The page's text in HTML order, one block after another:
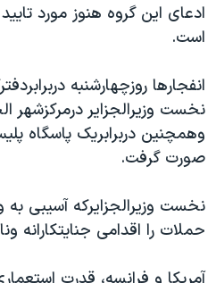
آرشیو پخش زنده
مجموعه مستندهای دادخواهی
تریبونال مردمی آبان ۹۸
دادگاه حمید نوری
قانون شفافیت دارائی کادر رهبری
زبانهای مختلف
ادعای اين گروه هنوز مورد
است.
انفجارها روزچهارشنبه
نخست وزيرالجزاير درمرکزشهر
وهمچنين دربرابريک پاسگاه
صورت گرفت.
نخست وزيرالجزايرکه آسيبی به
حملات را اقدامی جنايتکارانه